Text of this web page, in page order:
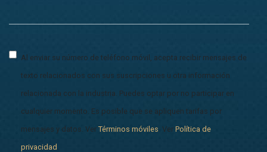
Al enviar su número de teléfono móvil, acepta recibir mensajes de
texto relacionados con sus suscripciones u otra información
relacionada con la industria. Puedes optar por no participar en
cualquier momento. Es posible que se apliquen tarifas por
mensajes y datos. Ver Términos móviles . Ver Política de
privacidad